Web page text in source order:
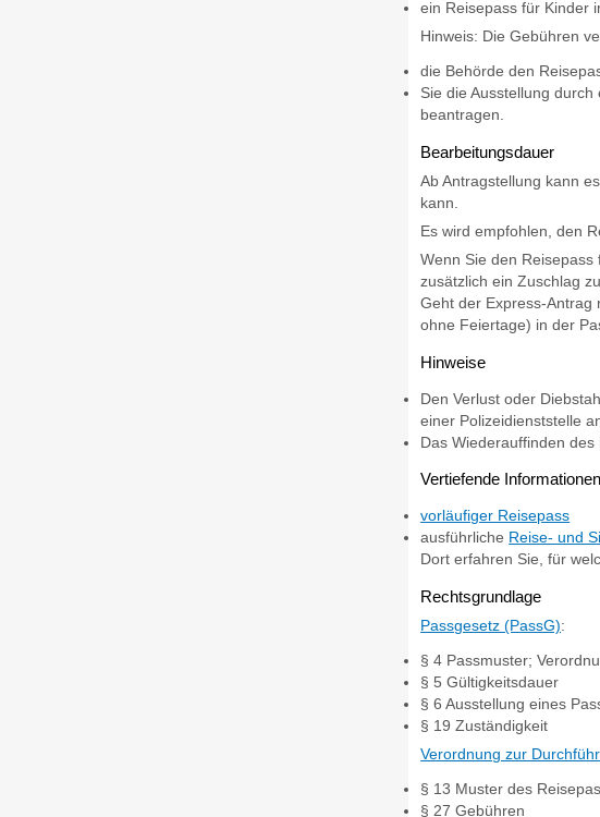
ein Reisepass für Kinder
Hinweis: Die Gebühren
die Behörde den
Sie die Ausstellung
beantragen.
Bearbeitungsdauer
Ab Antragstellung kann
kann.
Es wird empfohlen, den
Wenn Sie den
zusätzlich ein Zuschlag
Geht der Express-Antrag
ohne Feiertage) in der
Hinweise
Den Verlust oder
einer Polizeidienststelle
Das Wiederauffinden
Vertiefende Informationen
vorläufiger Reisepass
ausführliche Reise- und
Dort erfahren Sie, für
Rechtsgrundlage
Passgesetz (PassG):
§ 4 Passmuster;
§ 5 Gültigkeitsdauer
§ 6 Ausstellung eines
§ 19 Zuständigkeit
Verordnung zur
§ 13 Muster des
§ 27Gebühren